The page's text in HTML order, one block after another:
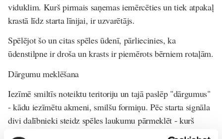
viduklim. Kurš pirmais saņemas iemērcēties un tiek atpakaļ
krastā līdz starta līnijai, ir uzvarētājs.
Spēlējot šo un citas spēles ūdenī, pārliecinies, ka
ūdenstilpne ir droša un krasts ir piemērots bērniem rotaļām.
Dārgumu meklēšana
Iezīmē smiltīs noteiktu teritoriju un tajā paslēp "dārgumus"
- kādu iezīmētu akmeni, smilšu formiņu. Pēc starta signāla
divi dalībnieki steidz spēles laukumu pārmeklēt - kurš
pirmais atrod apslēpto dārgumu, ir uzvarētājs.